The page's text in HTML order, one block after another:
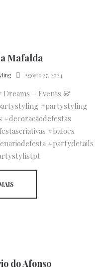
Mafalda
Agosto 27, 2024
Dreams – Events &
#partystyling
#decoracaodefestas
#baloes
#partydetails
do Afonso